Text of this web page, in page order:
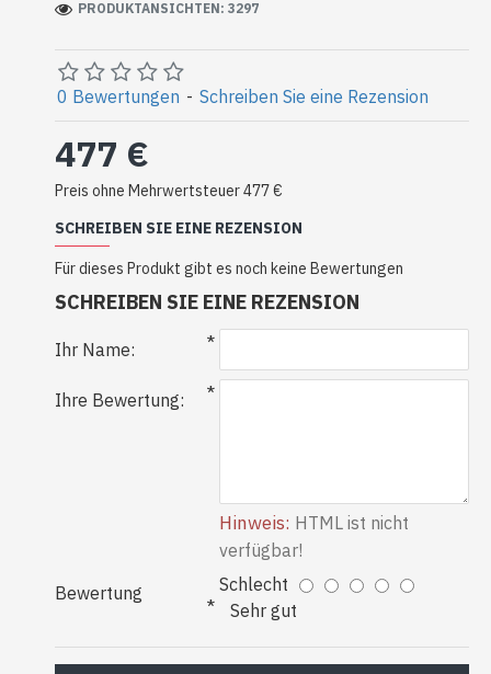
PRODUKTANSICHTEN: 3297
0 Bewertungen - Schreiben Sie eine Rezension
477 €
Preis ohne Mehrwertsteuer 477 €
SCHREIBEN SIE EINE REZENSION
Für dieses Produkt gibt es noch keine Bewertungen
SCHREIBEN SIE EINE REZENSION
Ihr Name:
Ihre Bewertung:
Hinweis: HTML ist nicht
verfügbar!
Bewertung
Schlecht
Sehr gut